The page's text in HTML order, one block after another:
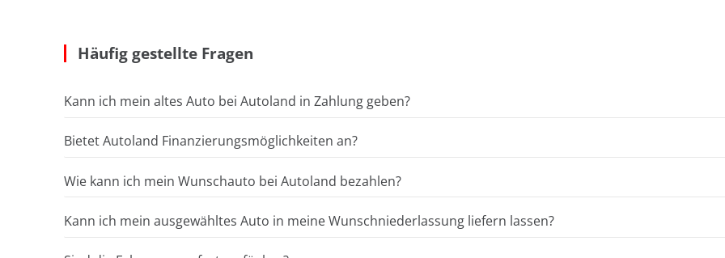
Häufig gestellte Fragen
Kann ich mein altes Auto bei Autoland in Zahlung geben?
Bietet Autoland Finanzierungsmöglichkeiten an?
Wie kann ich mein Wunschauto bei Autoland bezahlen?
Kann ich mein ausgewähltes Auto in meine Wunschniederlassung liefern lassen?